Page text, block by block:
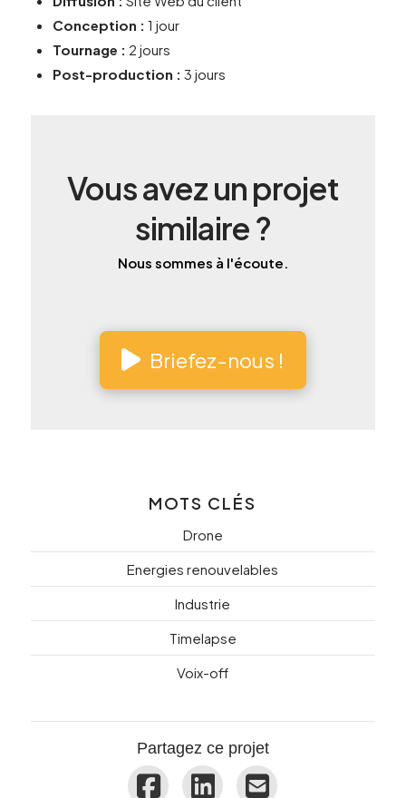
Conception : 1 jour
Tournage : 2 jours
Post-production : 3 jours
Vous avez un projet
similaire ?
Nous sommes à l'écoute.
Briefez-nous !
MOTS CLÉS
Drone
Energies renouvelables
Industrie
Timelapse
Voix-off
Partagez ce projet